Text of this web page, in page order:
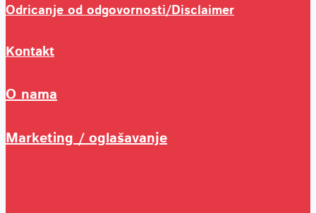
Odricanje od odgovornosti/Disclaimer
Kontakt
O nama
Marketing / oglašavanje